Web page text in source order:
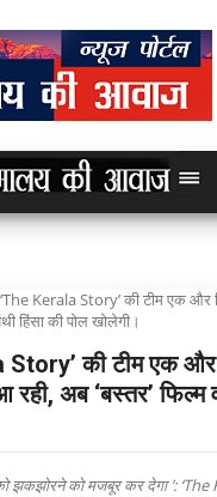
‘The Kerala Story’ की टीम एक और
हिंसा की पोल खोलेगी।
Story’ की टीम एक
अब ‘बस्तर’ फिल्म
झकझोरने को मजबूर कर देगा ’: ‘The